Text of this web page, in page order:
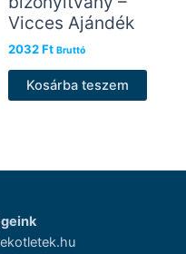
Vicces Ajándék
2032Ft Bruttó
Kosárba teszem